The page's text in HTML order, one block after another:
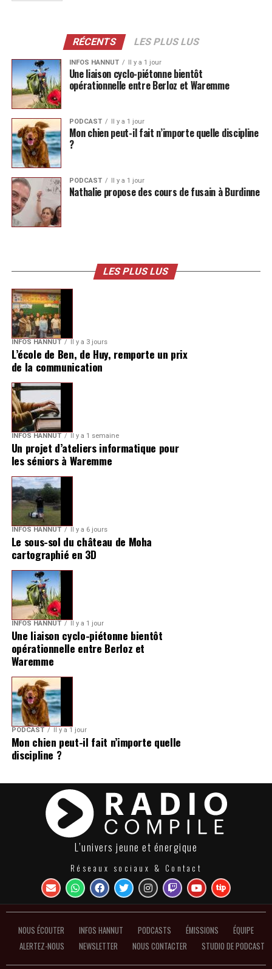
RÉCENTS LES PLUS LUS
INFOS HANNUT Il y a 1 jour
Une liaison cyclo-piétonne bientôt
opérationnelle entre Berloz et Waremme
PODCAST Il y a 1 jour
Mon chien peut-il fait n’importe quelle discipline
?
PODCAST Il y a 1 jour
Nathalie propose des cours de fusain à Burdinne
LES PLUS LUS
INFOS HANNUT Il y a 3 jours
L’école de Ben, de Huy, remporte un prix
de la communication
INFOS HANNUT Il y a 1 semaine
Un projet d’ateliers informatique pour
les séniors à Waremme
INFOS HANNUT Il y a 6 jours
Le sous-sol du château de Moha
cartographié en 3D
INFOS HANNUT Il y a 1 jour
Une liaison cyclo-piétonne bientôt
opérationnelle entre Berloz et
Waremme
PODCAST Il y a 1 jour
Mon chien peut-il fait n’importe quelle
discipline ?
L’univers jeune et énergique
Réseaux sociaux & Contact
NOUS ÉCOUTER INFOS HANNUT PODCASTS ÉMISSIONS
ÉQUIPE
ALERTEZ-NOUS
NEWSLETTER NOUS CONTACTER STUDIO DE PODCAST